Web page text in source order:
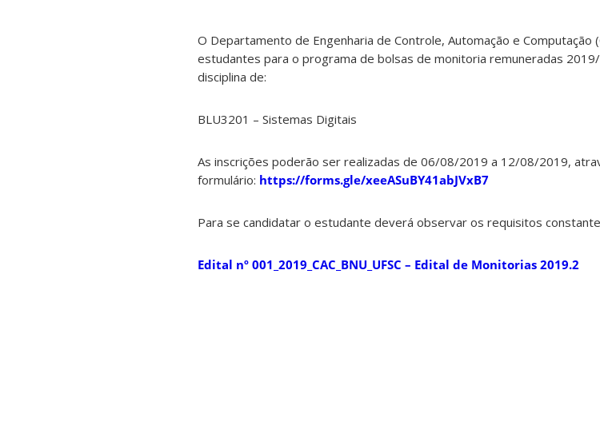
O Departamento de Engenharia de Controle, Automação e Computação
estudantes para o programa de bolsas de monitoria remuneradas
disciplina de:
BLU3201 – Sistemas Digitais
As inscrições poderão ser realizadas de 06/08/2019 a 12/08/2019,
formulário: https://forms.gle/xeeASuBY41abJVxB7
Para se candidatar o estudante deverá observar os requisitos
Edital nº 001_2019_CAC_BNU_UFSC – Edital de Monitorias 2019.2